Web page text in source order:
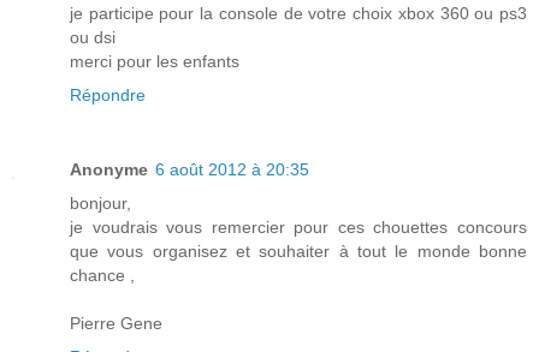
je participe pour la console de votre choix xbox 360 ou ps3
ou dsi
merci pour les enfants
Répondre
Anonyme 6 août 2012 à 20:35
bonjour,
je voudrais vous remercier pour ces chouettes concours
que vous organisez et souhaiter à tout le monde bonne
chance ,
Pierre Gene